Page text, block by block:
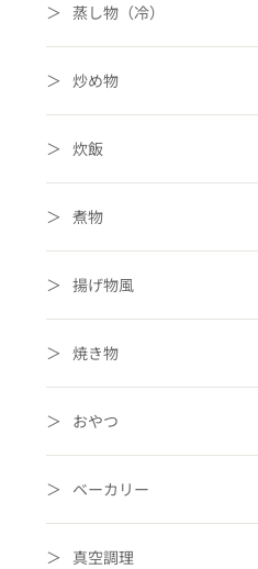
蒸し物（冷）
炒め物
炊飯
煮物
揚げ物風
焼き物
おやつ
ベーカリー
真空調理